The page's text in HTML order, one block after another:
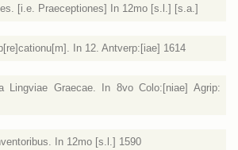
[i.e. Praeceptiones] In 12mo [s.l.] [s.a.]
In 12. Antverp:[iae] 1614
Lingviae Graecae. In 8vo Colo:[niae] Agrip:
In 12mo [s.l.] 1590